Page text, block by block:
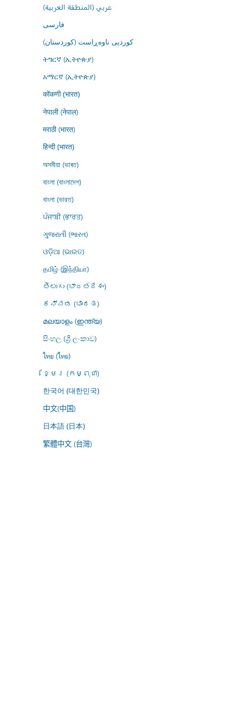
عربي (المنطقة العربية)
فارسى
کوردیی ناوەڕاست (کوردستان)
ትግርኛ (ኢትዮጵያ)
አማርኛ (ኢትዮጵያ)
कोंकणी (भारत)
नेपाली (नेपाल)
मराठी (भारत)
हिन्दी (भारत)
অসমীয়া (ভাৰত)
বাংলা (বাংলাদেশ)
বাংলা (ভারত)
ਪੰਜਾਬੀ (ਭਾਰਤ)
ગુજરાતી (ભારત)
ଓଡ଼ିଆ (ଭାରତ)
தமிழ் (இந்தியா)
తెలుగు (భారతదేశం)
ಕನ್ನಡ (ಭಾರತ)
മലയാളം (ഇന്ത്യ)
සිංහල (ශ්‍රී ලංකාව)
ไทย (ไทย)
ខ្មែរ (កម្ពុជា)
한국어 (대한민국)
中文(中国)
日本語 (日本)
繁體中文 (台灣)